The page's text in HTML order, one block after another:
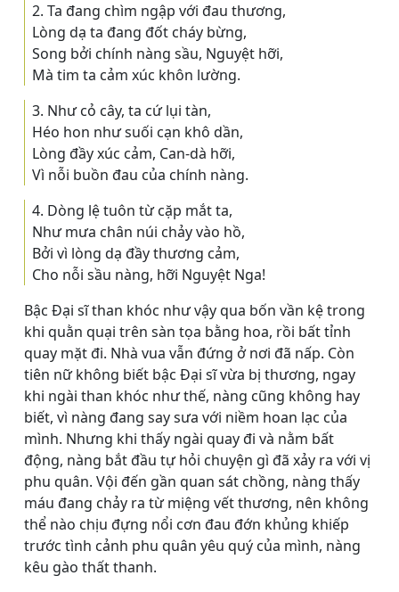
2. Ta đang chìm ngập với đau thương,
Lòng dạ ta đang đốt cháy bừng,
Song bởi chính nàng sầu, Nguyệt hỡi,
Mà tim ta cảm xúc khôn lường.
3. Như cỏ cây, ta cứ lụi tàn,
Héo hon như suối cạn khô dần,
Lòng đầy xúc cảm, Can-dà hỡi,
Vì nỗi buồn đau của chính nàng.
4. Dòng lệ tuôn từ cặp mắt ta,
Như mưa chân núi chảy vào hồ,
Bởi vì lòng dạ đầy thương cảm,
Cho nỗi sầu nàng, hỡi Nguyệt Nga!
Bậc Ðại sĩ than khóc như vậy qua bốn vần kệ trong
khi quằn quại trên sàn tọa bằng hoa, rồi bất tỉnh
quay mặt đi. Nhà vua vẫn đứng ở nơi đã nấp. Còn
tiên nữ không biết bậc Ðại sĩ vừa bị thương, ngay
khi ngài than khóc như thế, nàng cũng không hay
biết, vì nàng đang say sưa với niềm hoan lạc của
mình. Nhưng khi thấy ngài quay đi và nằm bất
động, nàng bắt đầu tự hỏi chuyện gì đã xảy ra với vị
phu quân. Vội đến gần quan sát chồng, nàng thấy
máu đang chảy ra từ miệng vết thương, nên không
thể nào chịu đựng nổi cơn đau đớn khủng khiếp
trước tình cảnh phu quân yêu quý của mình, nàng
kêu gào thất thanh.